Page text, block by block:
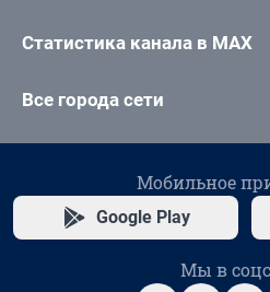
Статистика канала в MAX
Все города сети
Мобильное
Google Play
Мы в